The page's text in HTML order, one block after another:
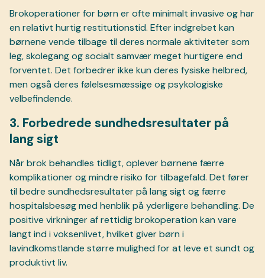
Brokoperationer for børn er ofte minimalt invasive og har
en relativt hurtig restitutionstid. Efter indgrebet kan
børnene vende tilbage til deres normale aktiviteter som
leg, skolegang og socialt samvær meget hurtigere end
forventet. Det forbedrer ikke kun deres fysiske helbred,
men også deres følelsesmæssige og psykologiske
velbefindende.
3. Forbedrede sundhedsresultater på
lang sigt
Når brok behandles tidligt, oplever børnene færre
komplikationer og mindre risiko for tilbagefald. Det fører
til bedre sundhedsresultater på lang sigt og færre
hospitalsbesøg med henblik på yderligere behandling. De
positive virkninger af rettidig brokoperation kan vare
langt ind i voksenlivet, hvilket giver børn i
lavindkomstlande større mulighed for at leve et sundt og
produktivt liv.